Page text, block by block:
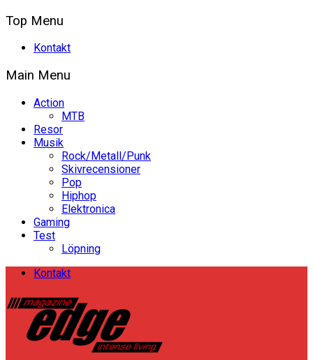
Top Menu
Kontakt
Main Menu
Action
MTB
Resor
Musik
Rock/Metall/Punk
Skivrecensioner
Pop
Hiphop
Elektronica
Gaming
Test
Löpning
Kontakt